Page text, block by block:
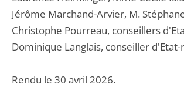
Jérôme Marchand-Arvier, M.
Christophe Pourreau, conseillers
Dominique Langlais, conseiller
Rendu le 30 avril 2026.